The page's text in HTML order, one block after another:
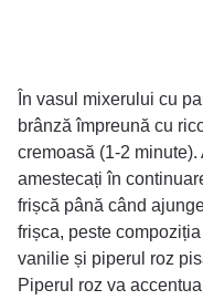
În vasul mixerului cu
brânză împreună cu
cremoasă (1-2
amestecați în
frișcă până când
frișca, peste
vanilie și piperul roz
Piperul roz va